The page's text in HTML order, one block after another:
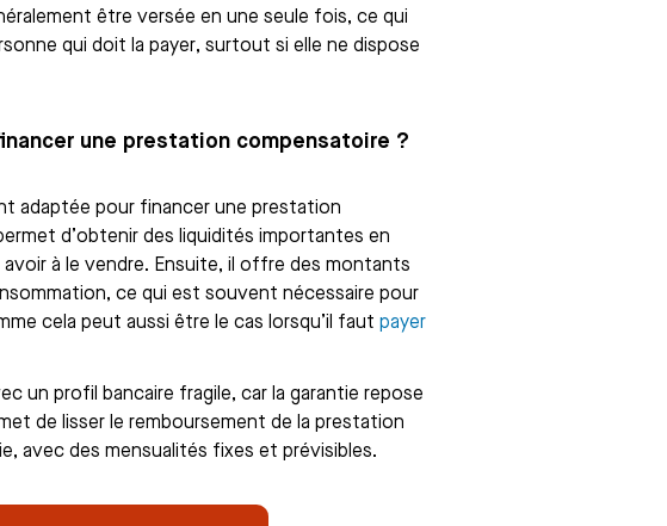
être versée en une seule fois, ce qui
qui doit la payer, surtout si elle ne dispose
une prestation compensatoire ?
adaptée pour financer une prestation
d’obtenir des liquidités importantes en
avoir à le vendre. Ensuite, il offre des montants
ce qui est souvent nécessaire pour
cela peut aussi être le cas lorsqu’il faut payer
un profil bancaire fragile, car la garantie repose
de lisser le remboursement de la prestation
avec des mensualités fixes et prévisibles.